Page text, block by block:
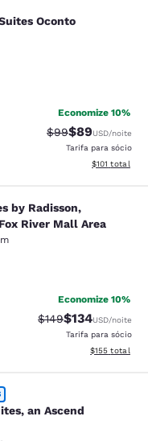
Oconto
Oconto
Bom. 447 avaliações
Economize 10%
Tarifa anterior
$99Tarifa com
$89USD/noite
Tarifa para sócio
Exibir
$101 total
Radisson,
by Radisson,
River Mall Area
Bom. 414 avaliações
Economize 10%
Tarifa anterior
$149Tarifa com
$134USD/noite
Tarifa para sócio
Exibir
$155 total
an Ascend
an Ascend